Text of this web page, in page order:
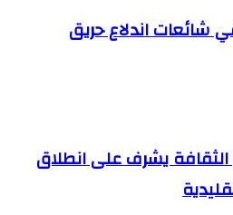
اندلاع حريق
وزير الثقافة يشرف على انطلاق